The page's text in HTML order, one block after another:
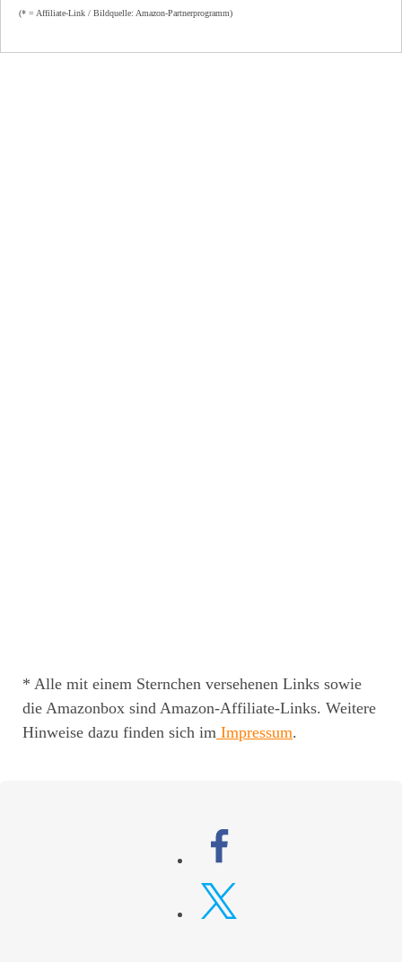
(* = Affiliate-Link / Bildquelle: Amazon-Partnerprogramm)
* Alle mit einem Sternchen versehenen Links sowie
die Amazonbox sind Amazon-Affiliate-Links. Weitere
Hinweise dazu finden sich im Impressum.